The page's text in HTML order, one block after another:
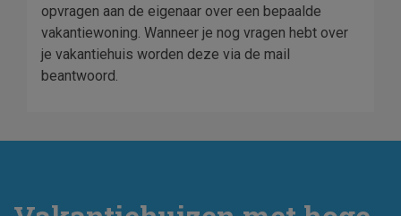
opvragen aan de eigenaar over een bepaalde
vakantiewoning. Wanneer je nog vragen hebt over
je vakantiehuis worden deze via de mail
beantwoord.